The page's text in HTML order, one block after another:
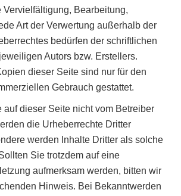
Vervielfältigung, Bearbeitung,
Art der Verwertung außerhalb der
bedürfen der schriftlichen
Autors bzw. Erstellers.
dieser Seite sind nur für den
Gebrauch gestattet.
auf dieser Seite nicht vom Betreiber
die Urheberrechte Dritter
werden Inhalte Dritter als solche
Sie trotzdem auf eine
aufmerksam werden, bitten wir
Hinweis. Bei Bekanntwerden